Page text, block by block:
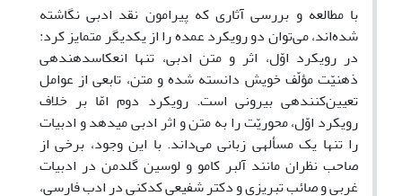
با مطالعه و بررسی آثاری که پیرامون نقد ادبی نگاشته
شده‌اند، می‌توان دو رویکرد عمده را از یکدیگر متمایز کرد:
در رویکرد اوّل، اثر و متن ادبی، تنها انعکاس­دهنده­ی
ذهنیّت مؤلّف خویش دانسته شده و متن، تابعی از عوامل
تعیین‌کننده­ی بیرونی است. رویکرد دوم امّا بر خلاف
رویکرد اوّل، محوریّت را به متن و اثر ادبی می­دهد و ادبیات
را تنها یک مسأله­ی زبانی می‌داند. با این وجود، برخی از
صاحب نظران مانند آلبر کامو و لوسین گلدمن در ادبیات
غربی و صائب تبریزی و دکتر شفیعی کدکنی در ادب فارسی،